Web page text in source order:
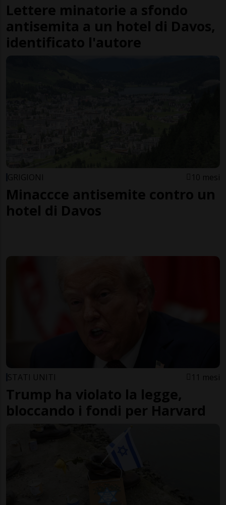
Lettere minatorie a sfondo
antisemita a un hotel di Davos,
identificato l'autore
GRIGIONI 10 mesi
Minaccce antisemite contro un
hotel di Davos
STATI UNITI 11 mesi
Trump ha violato la legge,
bloccando i fondi per Harvard